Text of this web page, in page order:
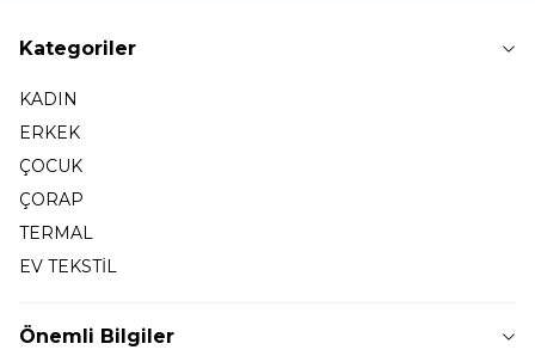
Kategoriler
KADIN
ERKEK
ÇOCUK
ÇORAP
TERMAL
EV TEKSTİL
Önemli Bilgiler